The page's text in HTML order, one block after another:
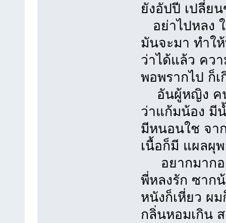
ยังอัปปี เปลี่ย
อย่าไปหลง
มันจะมา ทำใ
ว่าได้แล้ว คว
พอพรากไป ก็
อันผู้หญิง คน
ว่าแก้มน้อง มี
มีหนอนใช จา
เนื้อก็มี แผลผุ
อยากมากอ
พี่หลงรัก ซาก
หนังก็เหี่ยว ผ
กลิ่นหอมเกิน ส